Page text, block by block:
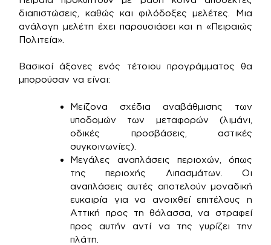
διαπιστώσεις, καθώς και φιλόδοξες μελέτες. Μια
ανάλογη μελέτη έχει παρουσιάσει και η «Πειραιώς
Πολιτεία».
Βασικοί άξονες ενός τέτοιου προγράμματος θα
μπορούσαν να είναι:
Μείζονα σχέδια αναβάθμισης των
υποδομών των μεταφορών (λιμάνι,
οδικές προσβάσεις, αστικές
συγκοινωνίες).
Μεγάλες αναπλάσεις περιοχών, όπως
της περιοχής Λιπασμάτων. Οι
αναπλάσεις αυτές αποτελούν μοναδική
ευκαιρία για να ανοιχθεί επιτέλους η
Αττική προς τη θάλασσα, να στραφεί
προς αυτήν αντί να της γυρίζει την
πλάτη.